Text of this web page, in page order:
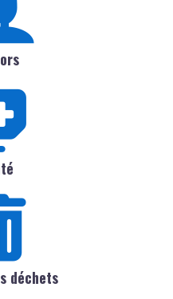
déchets